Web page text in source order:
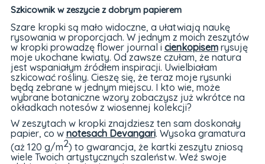
Szkicownik w zeszycie z dobrym papierem
Szare kropki są mało widoczne, a ułatwiają naukę
rysowania w proporcjach. W jednym z moich zeszytów
w kropki prowadzę flower journal i cienkopisemrysuję
moje ukochane kwiaty. Od zawsze czułam, że natura
jest wspaniałym źródłem inspiracji. Uwielbiałam
szkicować rośliny. Cieszę się, że teraz moje rysunki
będą zebrane w jednym miejscu. I kto wie, może
wybrane botaniczne wzory zobaczysz już wkrótce na
okładkach notesów z wiosennej kolekcji?
W zeszytach w kropki znajdziesz ten sam doskonały
papier, co w notesach Devangari. Wysoka gramatura
(aż 120 g/m2) to gwarancja, że kartki zeszytu zniosą
wiele Twoich artystycznych szaleństw. Weź swoje